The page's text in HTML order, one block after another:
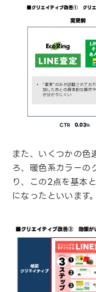
また、いくつかの色
ろ、暖色系カラーの
り、この2点を基本
になったといいます。